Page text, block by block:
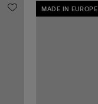
MADE IN EUROPE